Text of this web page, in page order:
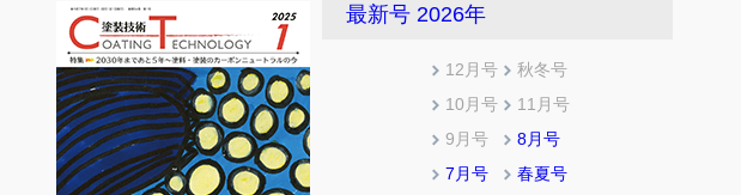
最新号 2026年
12月号
10月号
9月号
7月号
秋冬号
11月号
8月号
春夏号